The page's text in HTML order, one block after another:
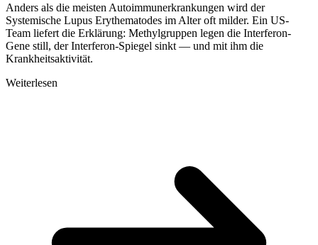
Anders als die meisten Autoimmunerkrankungen wird der
Systemische Lupus Erythematodes im Alter oft milder. Ein US-
Team liefert die Erklärung: Methylgruppen legen die Interferon-
Gene still, der Interferon-Spiegel sinkt — und mit ihm die
Krankheitsaktivität.
Weiterlesen